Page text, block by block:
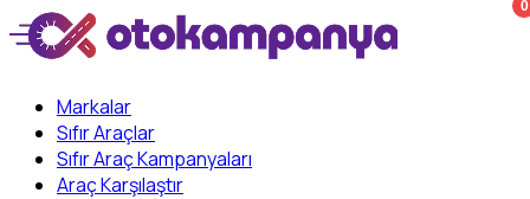
Markalar
Sıfır Araçlar
Sıfır Araç Kampanyaları
Araç Karşılaştır
0